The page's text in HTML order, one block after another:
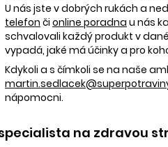
U nás jste v dobrých rukách a
telefon či online poradna u nás
schvalovali každý produkt v
vypadá, jaké má účinky a pro
Kdykoli a s čímkoli se na naše
nápomocni.
na zdravou